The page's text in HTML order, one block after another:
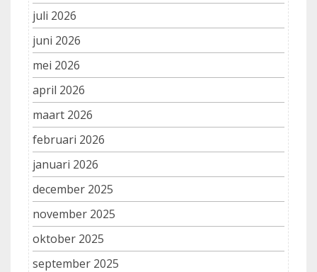
juli 2026
juni 2026
mei 2026
april 2026
maart 2026
februari 2026
januari 2026
december 2025
november 2025
oktober 2025
september 2025